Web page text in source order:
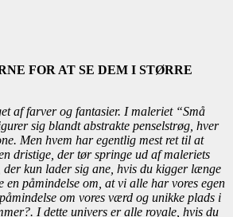
FOR AT SE DEM I STØRRE
af farver og fantasier. I maleriet “Små
sig blandt abstrakte penselstrøg, hver
Men hvem har egentlig mest ret til at
dristige, der tør springe ud af maleriets
kun lader sig ane, hvis du kigger længe
en påmindelse om, at vi alle har vores egen
om vores værd og unikke plads i
I dette univers er alle royale, hvis du